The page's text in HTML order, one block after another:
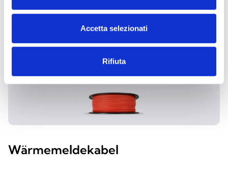
Accetta selezionati
Rifiuta
Wärmemeldekabel